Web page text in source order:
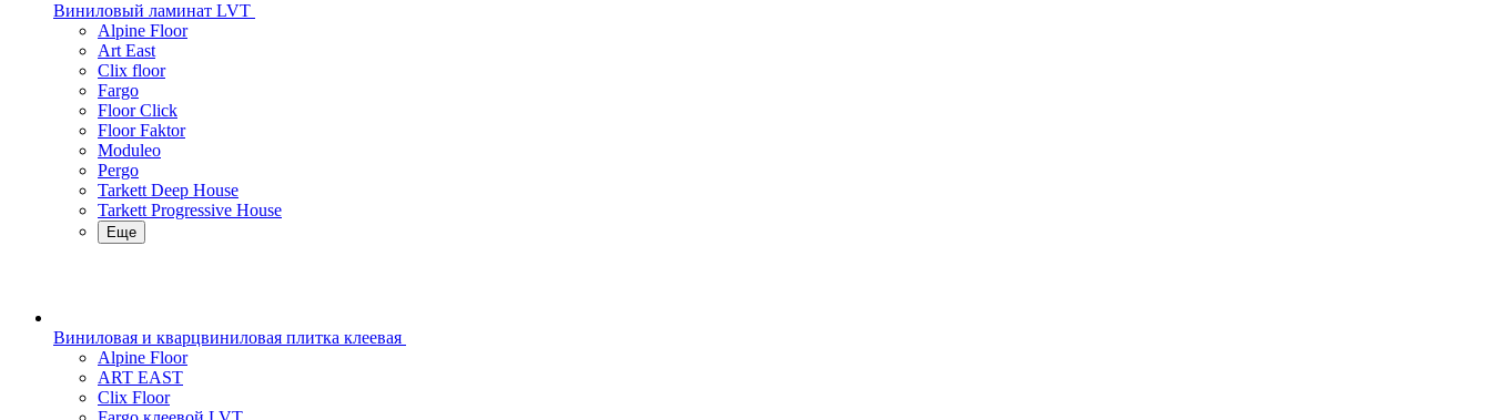
Виниловый ламинат LVT
Alpine Floor
Art East
Clix floor
Fargo
Floor Click
Floor Faktor
Moduleo
Pergo
Tarkett Deep House
Tarkett Progressive House
Еще
Виниловая и кварцвиниловая плитка клеевая
Alpine Floor
ART EAST
Clix Floor